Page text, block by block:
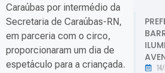
Caraúbas por intermédio da
Secretaria de Caraúbas-RN,
em parceria com o circo,
proporcionaram um dia de
espetáculo para a criançada.